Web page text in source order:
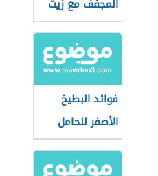
المجفف مع زيت
الزيتون للحامل
فوائد البطيخ
الأصفر للحامل